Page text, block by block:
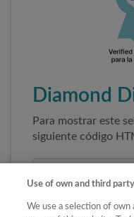
Diamond
Para mostrar este
siguiente código
Use of own and third
We use a selection of